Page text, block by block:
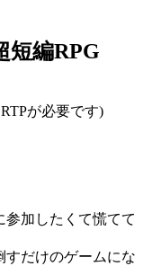
短編RPG
が必要です)
参加したくて慌てて
すだけのゲームにな